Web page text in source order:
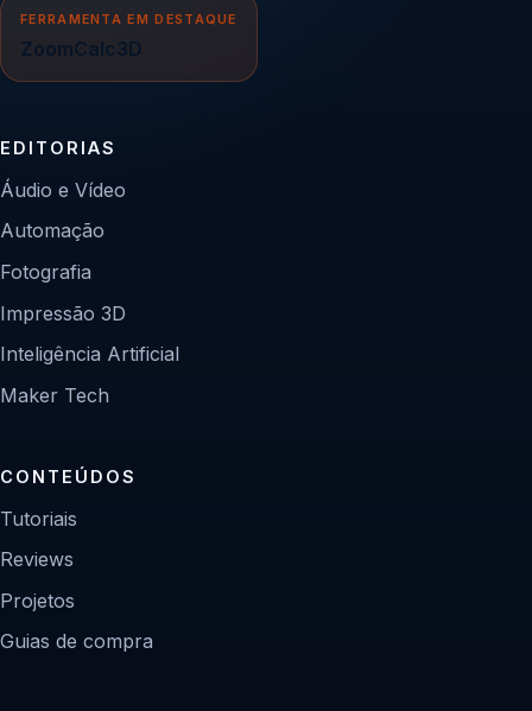
FERRAMENTA EM DESTAQUE
ZoomCalc3D
EDITORIAS
Áudio e Vídeo
Automação
Fotografia
Impressão 3D
Inteligência Artificial
Maker Tech
CONTEÚDOS
Tutoriais
Reviews
Projetos
Guias de compra